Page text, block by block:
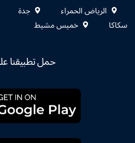
الرياض الحمراء جدة
سكاكا
خميس مشيط
حمل تطبيقنا على